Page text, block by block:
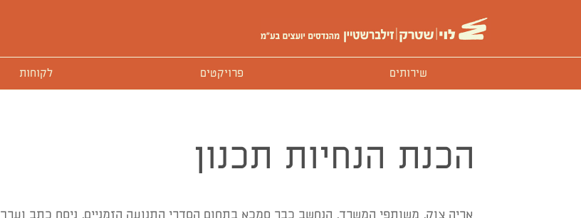
לקוחות פרויקטים שירותים
הכנת הנחיות תכנון
אריה צוק, משותפי המשרד, הנחשב כבר סמכא בתחום הסדרי התנועה הזמניים, ניסח כתב וערך